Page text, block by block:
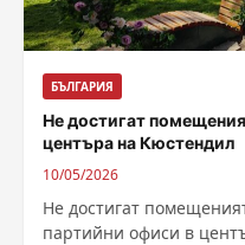
БЪЛГАРИЯ
Не достигат
центъра на Кюстендил
10/05/2026
Не достигат
партийни офиси в